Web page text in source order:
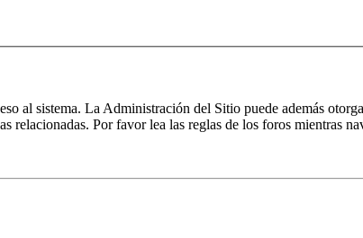
al sistema. La Administración del Sitio puede además
relacionadas. Por favor lea las reglas de los foros mientras